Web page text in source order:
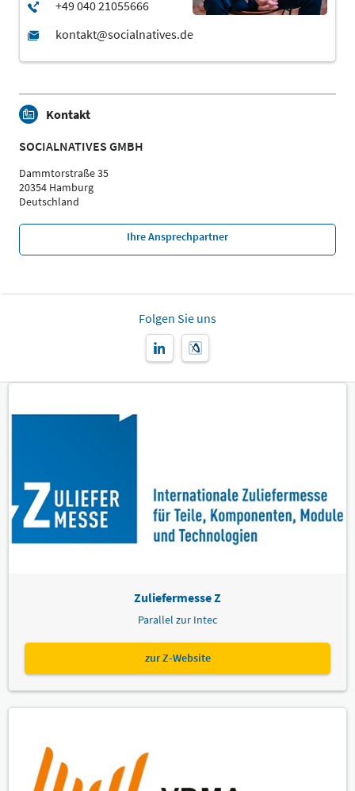
Kontakt
SOCIALNATIVES GMBH
Dammtorstraße 35
20354 Hamburg
Deutschland
Ihre Ansprechpartner
Folgen Sie uns
Zuliefermesse Z
Parallel zur Intec
zur Z-Website